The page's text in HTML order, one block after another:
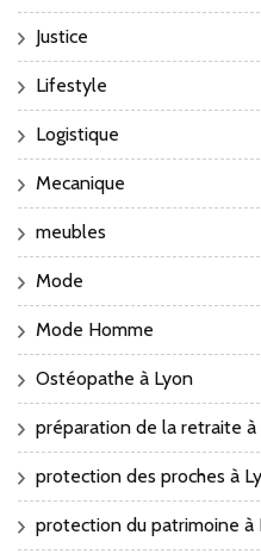
Justice
Lifestyle
Logistique
Mecanique
meubles
Mode
Mode Homme
Ostéopathe à Lyon
préparation de la retraite à
protection des proches à
protection du patrimoine à